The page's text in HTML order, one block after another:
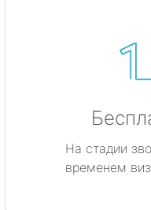
На стадии
временем